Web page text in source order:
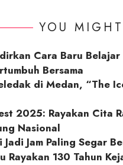
YOU
Cara Baru
Bersama
di Medan, “The
2025: Rayakan Cita
Nasional
Jadi Jam Paling Segar
Rayakan 130 Tahun